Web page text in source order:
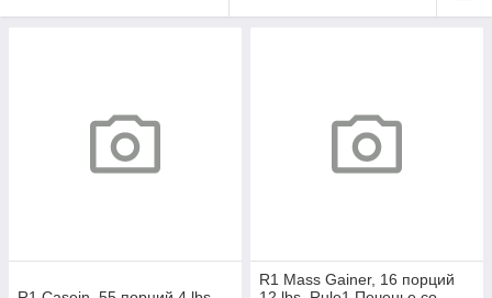
R1 Mass Gainer, 16 порций